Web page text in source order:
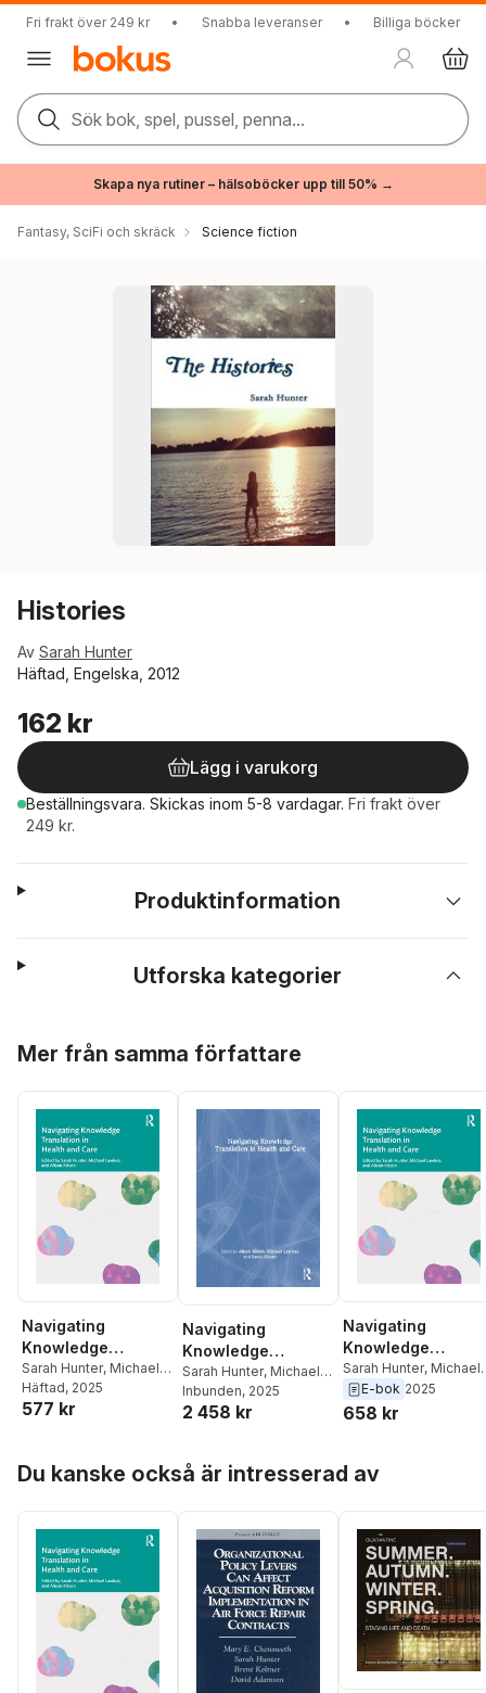
Fri frakt över 249 kr • Snabba leveranser • Billiga böcker
Sök bok, spel, pussel, penna...
Skapa nya rutiner – hälsoböcker upp till 50% →
Fantasy, SciFi och skräck Science fiction
Histories
Av Sarah Hunter
Häftad, Engelska, 2012
162 kr
Lägg i varukorg
Beställningsvara. Skickas inom 5-8 vardagar. Fri frakt över
249 kr.
Produktinformation
Utforska kategorier
Mer från samma författare
Navigating
Knowledge
Translation in
Health and Care
Sarah Hunter, Michael
Lawless,Australia)
Kitson, Alison
Lawless ,Sarah Hunter
Häftad, 2025
577 kr
Navigating
Knowledge
Translation in
Health and Care
Sarah Hunter, Michael
Lawless,Australia)
Kitson, Alison
Lawless,Sarah Hunter
Inbunden, 2025
2 458 kr
Navigating
Knowledge
Translation in
Health and Care
Sarah Hunter, Michael
Lawless, Alison Kitson
E-bok 2025
658 kr
Du kanske också är intresserad av